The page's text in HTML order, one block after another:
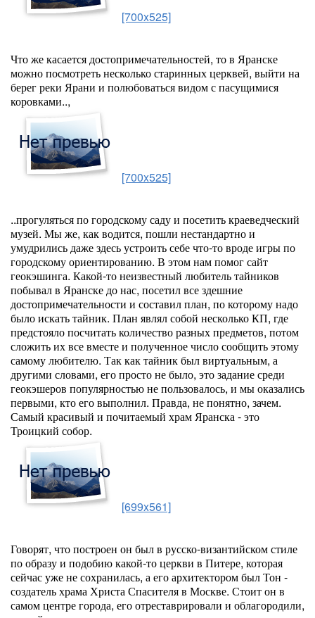
[700x525]
Что же касается достопримечательностей, то в Яранске
можно посмотреть несколько старинных церквей, выйти на
берег реки Ярани и полюбоваться видом с пасущимися
коровками..,
[700x525]
..прогуляться по городскому саду и посетить краеведческий
музей. Мы же, как водится, пошли нестандартно и
умудрились даже здесь устроить себе что-то вроде игры по
городскому ориентированию. В этом нам помог сайт
геокэшинга. Какой-то неизвестный любитель тайников
побывал в Яранске до нас, посетил все здешние
достопримечательности и составил план, по которому надо
было искать тайник. План являл собой несколько КП, где
предстояло посчитать количество разных предметов, потом
сложить их все вместе и полученное число сообщить этому
самому любителю. Так как тайник был виртуальным, а
другими словами, его просто не было, это задание среди
геокэшеров популярностью не пользовалось, и мы оказались
первыми, кто его выполнил. Правда, не понятно, зачем.
Самый красивый и почитаемый храм Яранска - это
Троицкий собор.
[699x561]
Говорят, что построен он был в русско-византийском стиле
по образу и подобию какой-то церкви в Питере, которая
сейчас уже не сохранилась, а его архитектором был Тон -
создатель храма Христа Спасителя в Москве. Стоит он в
самом центре города, его отреставрировали и облагородили,